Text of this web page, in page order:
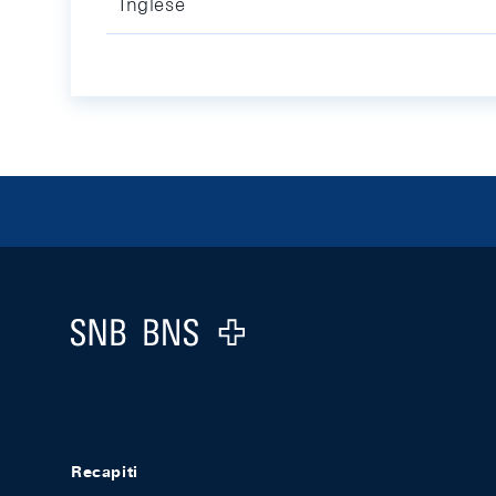
Inglese
Logo
Recapiti